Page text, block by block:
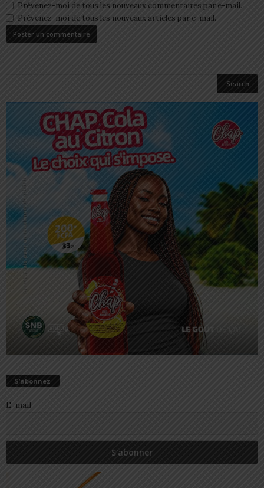
Prévenez-moi de tous les nouveaux commentaires par e-mail.
Prévenez-moi de tous les nouveaux articles par e-mail.
S’abonnez
E-mail